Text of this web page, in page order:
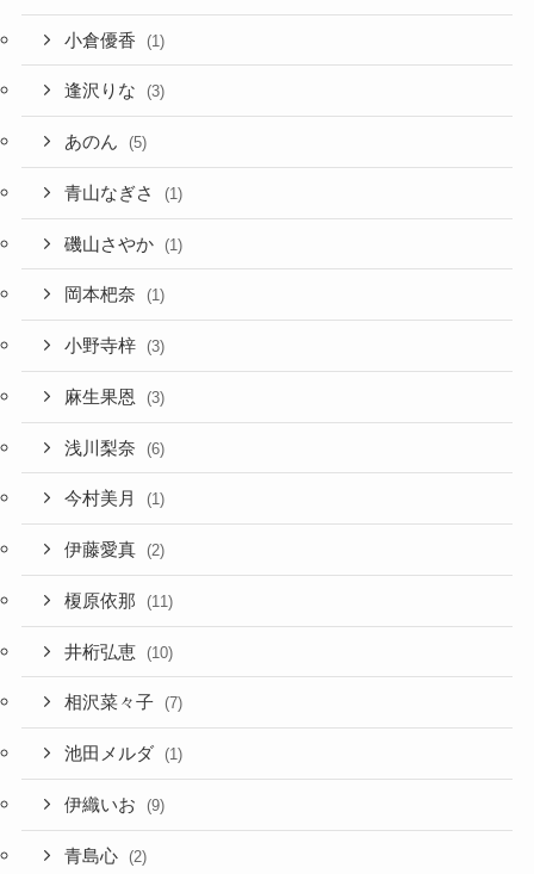
小倉優香 (1)
逢沢りな (3)
あのん (5)
青山なぎさ (1)
磯山さやか (1)
岡本杷奈 (1)
小野寺梓 (3)
麻生果恩 (3)
浅川梨奈 (6)
今村美月 (1)
伊藤愛真 (2)
榎原依那 (11)
井桁弘恵 (10)
相沢菜々子 (7)
池田メルダ (1)
伊織いお (9)
青島心 (2)